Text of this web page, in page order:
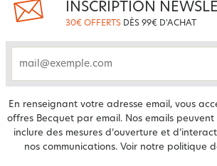
INSCRIPTION
30€ OFFERTS DÈS 99€ D'ACHAT
En renseignant votre adresse email, vous
offres Becquet par email. Nos emails
inclure des mesures d’ouverture et
nos communications. Voir notre politique